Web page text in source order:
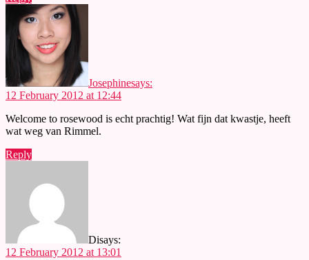
Josephinesays:
12 February 2012 at 12:44
Welcome to rosewood is echt prachtig! Wat fijn dat kwastje, heeft
wat weg van Rimmel.
Reply
Disays:
12 February 2012 at 13:01